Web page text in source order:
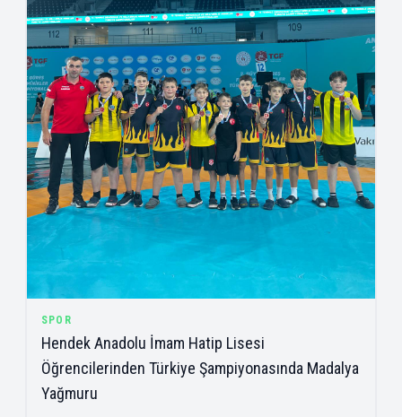
SPOR
Hendek Anadolu İmam Hatip Lisesi
Öğrencilerinden Türkiye Şampiyonasında Madalya
Yağmuru